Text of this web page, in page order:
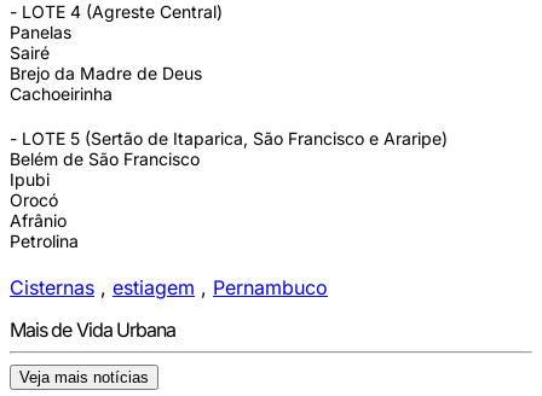
- LOTE 4 (Agreste Central)
Panelas
Sairé
Brejo da Madre de Deus
Cachoeirinha
- LOTE 5 (Sertão de Itaparica, São Francisco e Araripe)
Belém de São Francisco
Ipubi
Orocó
Afrânio
Petrolina
Cisternas , estiagem , Pernambuco
Mais de Vida Urbana
Veja mais notícias